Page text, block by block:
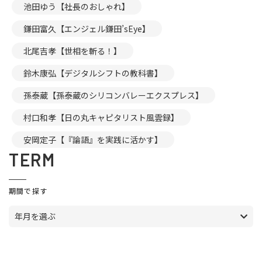
池田ゆう【社長のおしゃれ】
鎌田富久【エンジェル鎌田’sEye】
北尾吉孝【世相を斬る！】
鈴木康弘【デジタルシフトの教科書】
孫泰蔵【孫泰蔵のシリコンバレーエクスプレス】
村口和孝【日の丸キャピタリスト風雲録】
安岡定子【『論語』を実践に活かす】
TERM
期間で探す
年月を選ぶ